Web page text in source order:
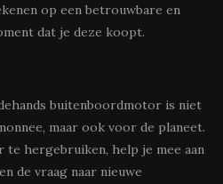
op een betrouwbare en
dat je deze koopt.
buitenboordmotor is niet
maar ook voor de planeet.
te hergebruiken, help je mee aan
de vraag naar nieuwe